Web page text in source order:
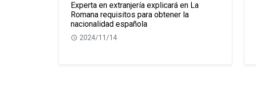
Experta en extranjería explicará en La
Romana requisitos para obtener la
nacionalidad española
2024/11/14